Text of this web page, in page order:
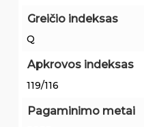
Greičio indeksas
Q
Apkrovos indeksas
119/116
Pagaminimo metai